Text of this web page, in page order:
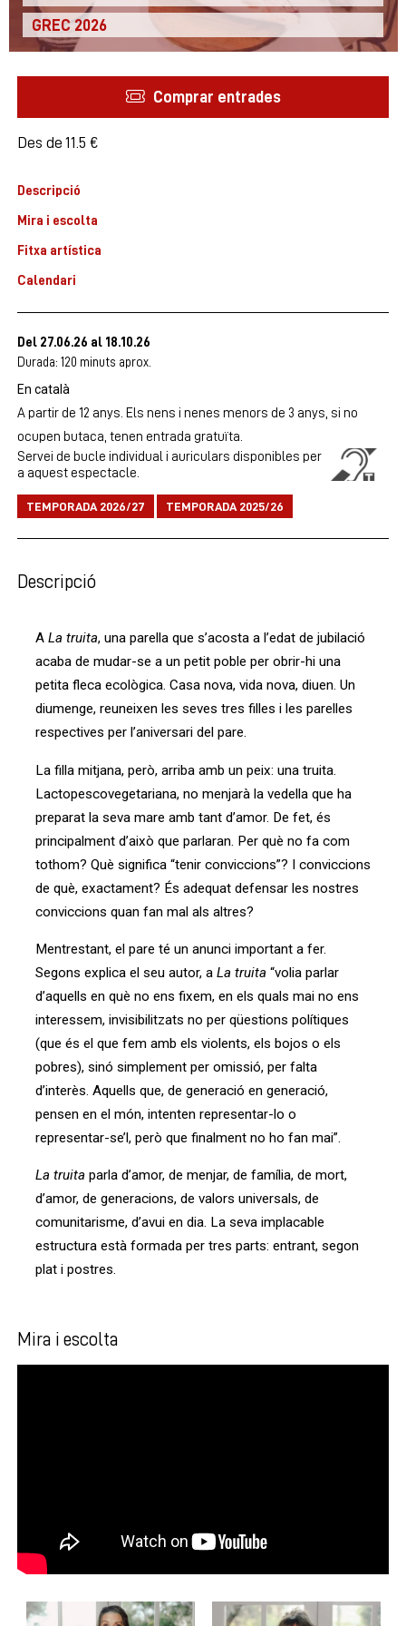
GREC 2026
Comprar entrades
Des de Des de
11.5 €
Descripció
Mira i escolta
Fitxa artística
Calendari
Del 27.06.26 al 18.10.26
Durada: 120 minuts aprox.
En català
A partir de 12 anys. Els nens i nenes menors de 3 anys, si no
ocupen butaca, tenen entrada gratuïta.
Servei de bucle individual i auriculars disponibles per
a aquest espectacle.
TEMPORADA 2026/27 TEMPORADA 2025/26
Descripció
A La truita, una parella que s’acosta a l’edat de jubilació
acaba de mudar-se a un petit poble per obrir-hi una
petita fleca ecològica. Casa nova, vida nova, diuen. Un
diumenge, reuneixen les seves tres filles i les parelles
respectives per l’aniversari del pare.
La filla mitjana, però, arriba amb un peix: una truita.
Lactopescovegetariana, no menjarà la vedella que ha
preparat la seva mare amb tant d’amor. De fet, és
principalment d’això que parlaran. Per què no fa com
tothom? Què significa “tenir conviccions”? I conviccions
de què, exactament? És adequat defensar les nostres
conviccions quan fan mal als altres?
Mentrestant, el pare té un anunci important a fer.
Segons explica el seu autor, a La truita “volia parlar
d’aquells en què no ens fixem, en els quals mai no ens
interessem, invisibilitzats no per qüestions polítiques
(que és el que fem amb els violents, els bojos o els
pobres), sinó simplement per omissió, per falta
d’interès. Aquells que, de generació en generació,
pensen en el món, intenten representar-lo o
representar-se’l, però que finalment no ho fan mai”.
La truita parla d’amor, de menjar, de família, de mort,
d’amor, de generacions, de valors universals, de
comunitarisme, d’avui en dia. La seva implacable
estructura està formada per tres parts: entrant, segon
plat i postres.
Mira i escolta